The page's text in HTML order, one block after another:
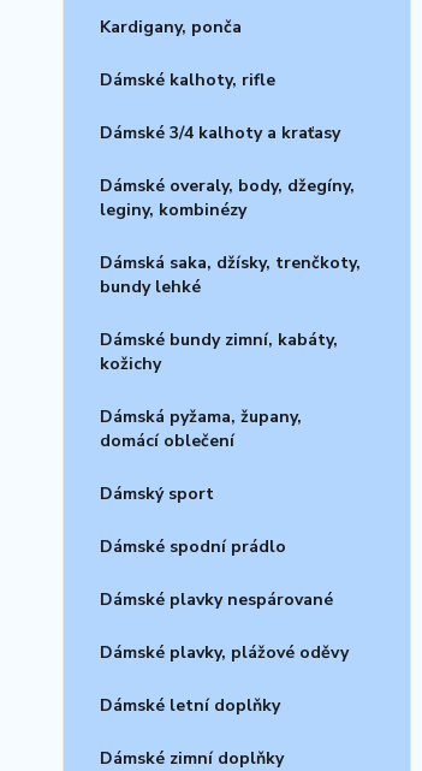
Kardigany, ponča
Dámské kalhoty, rifle
Dámské 3/4 kalhoty a kraťasy
Dámské overaly, body, džegíny,
leginy, kombinézy
Dámská saka, džísky, trenčkoty,
bundy lehké
Dámské bundy zimní, kabáty,
kožichy
Dámská pyžama, župany,
domácí oblečení
Dámský sport
Dámské spodní prádlo
Dámské plavky nespárované
Dámské plavky, plážové oděvy
Dámské letní doplňky
Dámské zimní doplňky